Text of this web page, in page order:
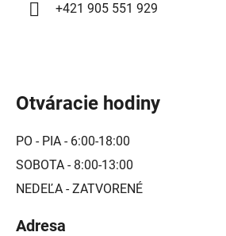
+421 905 551 929
Otváracie hodiny
PO - PIA - 6:00-18:00
SOBOTA - 8:00-13:00
NEDEĽA - ZATVORENÉ
Adresa